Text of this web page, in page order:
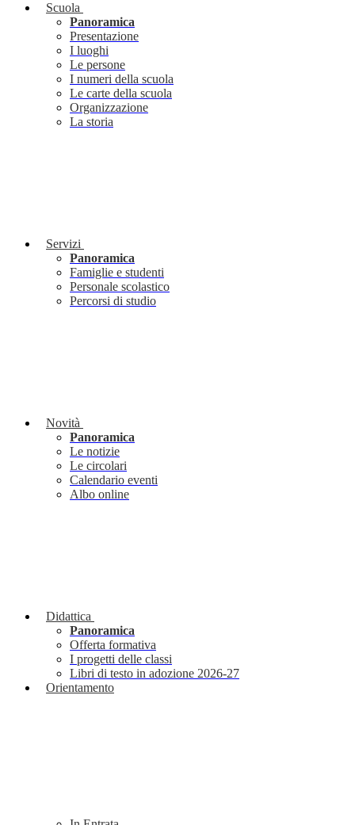
Scuola
Panoramica
Presentazione
I luoghi
Le persone
I numeri della scuola
Le carte della scuola
Organizzazione
La storia
Servizi
Panoramica
Famiglie e studenti
Personale scolastico
Percorsi di studio
Novità
Panoramica
Le notizie
Le circolari
Calendario eventi
Albo online
Didattica
Panoramica
Offerta formativa
I progetti delle classi
Libri di testo in adozione 2026-27
Orientamento